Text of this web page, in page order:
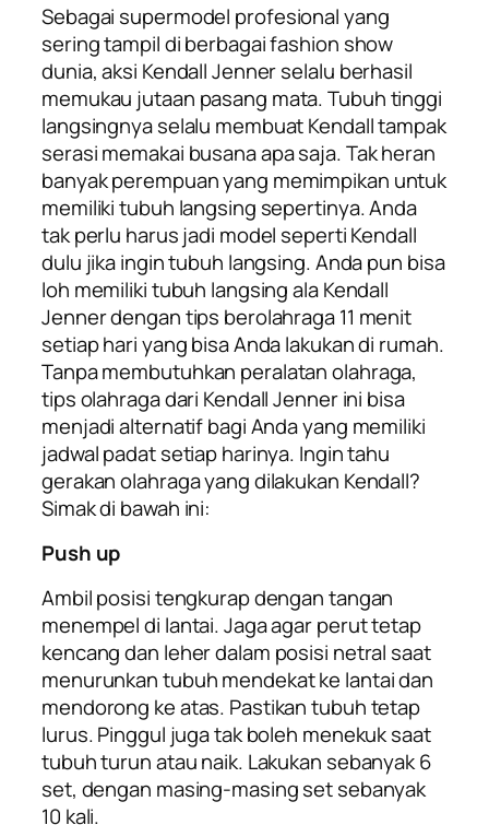
Sebagai supermodel profesional yang
sering tampil di berbagaifashion show
dunia, aksi Kendall Jennerselalu berhasil
memukau jutaan pasang mata. Tubuh tinggi
langsingnya selalu membuat Kendall tampak
serasi memakai busana apa saja. Tak heran
banyak perempuan yang memimpikan untuk
memiliki tubuh langsing sepertinya. Anda
tak perlu harus jadi model seperti Kendall
dulu jika ingin tubuh langsing. Anda pun bisa
loh memiliki tubuh langsing ala Kendall
Jenner dengan tips berolahraga 11 menit
setiap hari yang bisa Anda lakukan di rumah.
Tanpa membutuhkan peralatan olahraga,
tips olahraga dari Kendall Jenner ini bisa
menjadi alternatif bagi Anda yang memiliki
jadwal padat setiap harinya. Ingin tahu
gerakan olahraga yang dilakukan Kendall?
Simak di bawah ini:
Push up
Ambil posisi tengkurap dengan tangan
menempel di lantai. Jaga agar perut tetap
kencang dan leher dalam posisi netral saat
menurunkan tubuh mendekat ke lantai dan
mendorong ke atas. Pastikan tubuh tetap
lurus. Pinggul juga tak boleh menekuk saat
tubuh turun atau naik. Lakukan sebanyak 6
set, dengan masing-masing set sebanyak
10 kali.